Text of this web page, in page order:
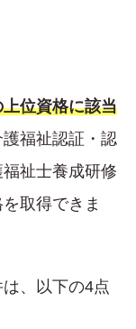
位資格に該当
福祉認証・認
祉士養成研修
取得できま
、以下の4点